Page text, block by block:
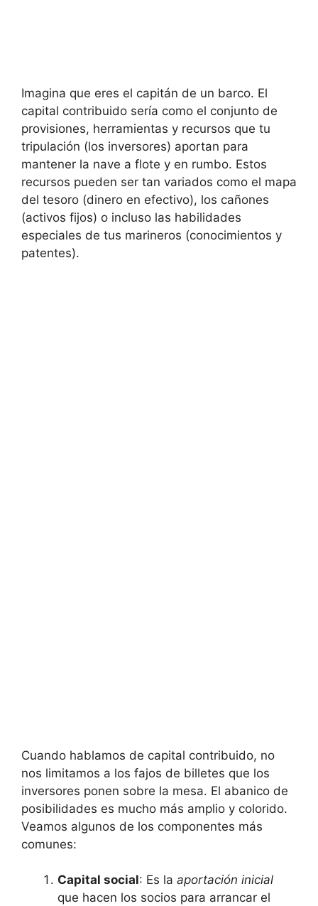
Imagina que eres el capitán de un barco. El
capital contribuido sería como el conjunto de
provisiones, herramientas y recursos que tu
tripulación (los inversores) aportan para
mantener la nave a flote y en rumbo. Estos
recursos pueden ser tan variados como el mapa
del tesoro (dinero en efectivo), los cañones
(activos fijos) o incluso las habilidades
especiales de tus marineros (conocimientos y
patentes).
Cuando hablamos de capital contribuido, no
nos limitamos a los fajos de billetes que los
inversores ponen sobre la mesa. El abanico de
posibilidades es mucho más amplio y colorido.
Veamos algunos de los componentes más
comunes:
Capital social: Es la aportación inicial
que hacen los socios para arrancar el